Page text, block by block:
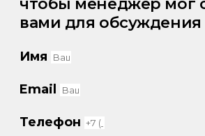
вами для обсуждения
Имя
Email
Телефон